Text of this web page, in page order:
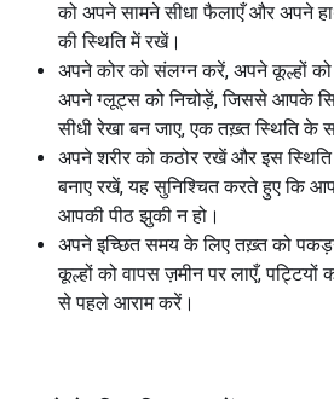
को अपने सामने सीधा फैलाएँ और अपने
की स्थिति में रखें।
अपने कोर को संलग्न करें, अपने कूल्हों
अपने ग्लूट्स को निचोड़ें, जिससे आपके
सीधी रेखा बन जाए, एक तख़्त स्थिति के
अपने शरीर को कठोर रखें और इस स्थिति
बनाए रखें, यह सुनिश्चित करते हुए कि
आपकी पीठ झुकी न हो।
अपने इच्छित समय के लिए तख़्त को
कूल्हों को वापस ज़मीन पर लाएँ, पट्टियों
से पहले आराम करें।